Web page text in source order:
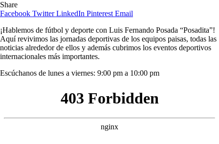
Share
Facebook Twitter LinkedIn Pinterest Email
¡Hablemos de fútbol y deporte con Luis Fernando Posada “Posadita”!
Aquí revivimos las jornadas deportivas de los equipos paisas, todas las
noticias alrededor de ellos y además cubrimos los eventos deportivos
internacionales más importantes.
Escúchanos de lunes a viernes: 9:00 pm a 10:00 pm